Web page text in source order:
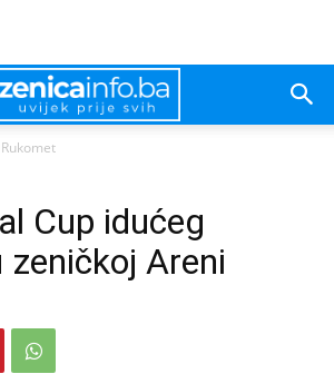
Rukomet
Cup idućeg
zeničkoj Areni